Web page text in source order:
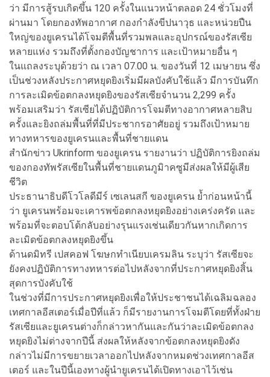
ว่า มีการสู้รบเกิดขึ้น 120 ครั้งในแนวหน้าตลอด 24 ชั่วโมงที่
ผ่านมา โดยกองทัพอากาศ กองกำลังขีปนาวุธ และหน่วยปืน
ใหญ่ของยูเครนได้โจมตีพื้นที่รวมพลและอุปกรณ์ของรัสเซีย
หลายแห่ง รวมถึงที่ตั้งกองบัญชาการ และเป้าหมายอื่น ๆ
ในแถลงระบุด้วยว่า ณ เวลา 07.00 น. ของวันที่ 12 เมษายน ซึ่ง
เป็นช่วงหลังประกาศหยุดยิงเริ่มมีผลบังคับใช้แล้ว มีการบันทึก
การละเมิดข้อตกลงหยุดยิงของรัสเซียจำนวน 2,299 ครั้ง
พร้อมเสริมว่า รัสเซียได้ปฏิบัติการโจมตีทางอากาศหลายสิบ
ครั้งและยิงถล่มพื้นที่ที่มีประชากรอาศัยอยู่ รวมถึงเป้าหมาย
ทางทหารของยูเครนและพื้นที่ชายแดน
สำนักข่าว Ukrinform ของยูเครน รายงานว่า ปฏิบัติการยิงถล่ม
ของกองทัพรัสเซียในพื้นที่ชายแดนภูมิาคซูมีส่งผลให้มีผู้เสีย
ชีวิต
ประธานาธิบดีโวโลดีมีร์ เซเลนสกี ของยูเครน ย้ำก่อนหน้านี้
ว่า ยูเครนพร้อมจะเคารพข้อตกลงหยุดยิงอย่างเคร่งครัด และ
พร้อมที่จะตอบโต้กลับอย่างรุนแรงเช่นเดียวกันหากเกิดการ
ละเมิดข้อตกลงหยุดยิงขึ้น
ด้านดมิทรี เปสคอฟ โฆษกทำเนียบเครมลิน ระบุว่า รัสเซียจะ
ยังคงปฏิบัติการทางทหารต่อไปหลังจากที่ประกาศหยุดยิงสิ้น
สุดการบังคับใช้
ในช่วงที่มีการประกาศหยุดยิงเพื่อให้ประชาชนได้เฉลิมฉลอง
เทศกาลอีสเตอร์เมื่อปีที่แล้ว ก็มีรายงานการโจมตีโดยที่ทั้งฝ่าย
รัสเซียและยูเครนต่างก็กล่าวหากันและกันว่าละเมิดข้อตกลง
หยุดยิงไม่ต่างจากปีนี้ ส่งผลให้หลังจากข้อตกลงหยุดยิงดัง
กล่าวไม่มีการขยายเวลาออกไปหลังจากหมดช่วงเทศกาลอีส
เตอร์ และในปีนี้เองทางผู้นำยูเครนได้เปิดทางเอาไว้เช่น